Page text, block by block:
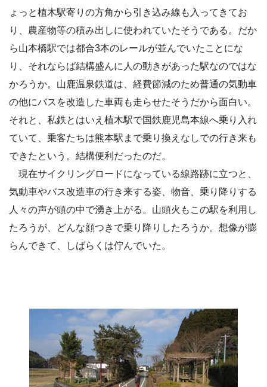
ょっと植木駅寄りの方角から引き込み線も入ってきてお
り、農産物等の積み出しに使われていたそうである。だか
ら山本橋駅では都合3本のレールが並んでいたことにな
り、それならば結構盛んに人の動きがあった駅なのではな
かろうか。山鹿温泉鉄道は、経費節減のため普通の気動車
の他にバスを改造した車両も走らせたそうだから面白い。
それと、私鉄とはいえ植木駅で国鉄鹿児島本線へ乗り入れ
ていて、乗客たちは熊本駅まで乗り換えなしでの行き来も
できたという。結構便利だったのだ。
現在サイクリングロードになっている線路跡に立つと、
気動車やバス改造車の行き来する姿、物音、乗り降りする
人々の声が頭の中で湧き上がる。山頭火もこの駅を利用し
たろうが、どんな顔つきで乗り降りしたろうか。想像が膨
らんできて、しばらくは佇んでいた。